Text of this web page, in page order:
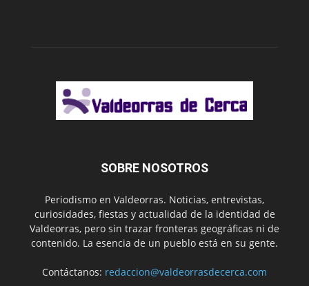
SOBRE NOSOTROS
Periodismo en Valdeorras. Noticias, entrevistas,
curiosidades, fiestas y actualidad de la identidad de
Valdeorras, pero sin trazar fronteras geográficas ni de
contenido. La esencia de un pueblo está en su gente.
Contáctanos: redaccion@valdeorrasdecerca.com